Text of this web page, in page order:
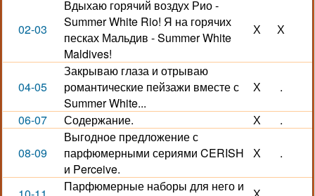
02-03
Вдыхаю горячий воздух Рио -
Summer White Rio! Я на горячих
песках Мальдив - Summer White
Maldives!
Х Х
04-05
Закрываю глаза и отрываю
романтические пейзажи вместе с
Summer White...
Х .
06-07 Содержание. Х .
08-09
Выгодное предложение с
парфюмерными сериями CERISH
и Perceive.
Х .
Парфюмерные наборы для него и